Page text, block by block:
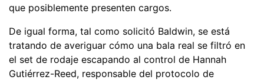
que posiblemente presenten cargos.
De igual forma, tal como solicitó Baldwin, se está
tratando de averiguar cómo una bala real se filtró en
el set de rodaje escapando al control de Hannah
Gutiérrez-Reed, responsable del protocolo de